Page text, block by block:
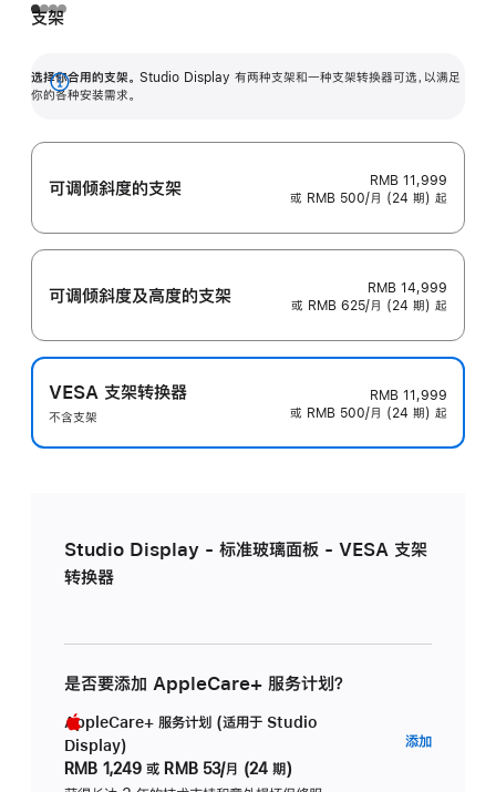
支架
选择你合用的支架。 Studio Display 有两种支架和一种支架转换器可选，以满足
你的各种安装需求。
展
可调倾斜度的支架
RMB 11,999
或 RMB 500/月 (24 期) 起
可调倾斜度及高‍度的支‍架
RMB 14,999
或 RMB 625/月 (24 期) 起
VESA 支架转换器
不含支架
RMB 11,999
或 RMB 500/月 (24 期) 起
Studio Display - 标准玻璃面板 - VESA 支架
转换器
是否要添加 AppleCare+ 服务计划？
AppleCare+ 服务计划 (适用于 Studio
Display)
RMB 1,249 或 RMB 53/月 (24 期)
添加